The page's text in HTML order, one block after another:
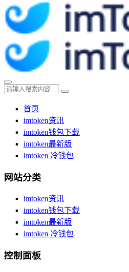
首页
imtoken资讯
imtoken钱包下载
imtoken最新版
imtoken 冷钱包
网站分类
imtoken资讯
imtoken钱包下载
imtoken最新版
imtoken 冷钱包
控制面板